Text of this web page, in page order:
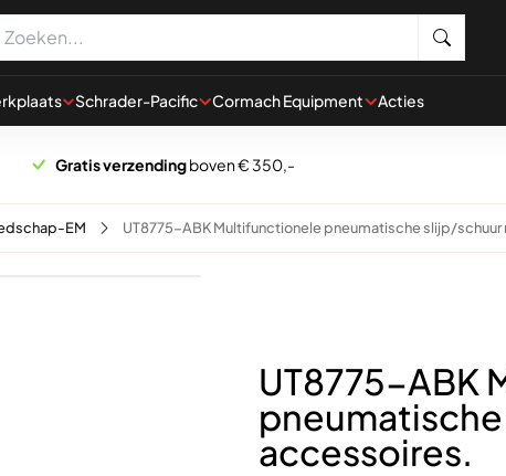
Schrader-Pacific Cormach Equipment Acties
Gratis verzendingboven € 350,-
EM UT8775-ABK Multifunctionele pneumatische slijp/
UT8775-ABK
accessoires.